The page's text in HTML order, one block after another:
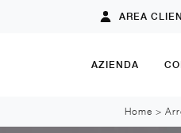
AREA
AZIENDA
Home >